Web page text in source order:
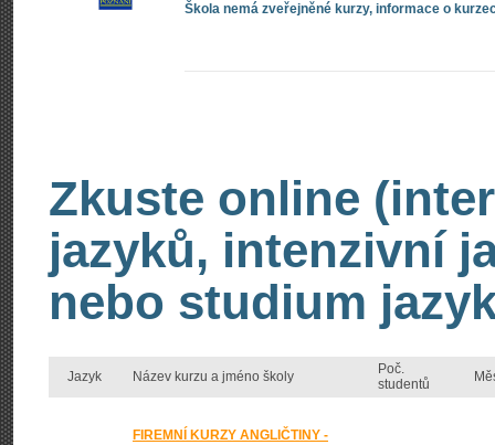
Škola nemá zveřejněné kurzy, informace o
Zkuste online
jazyků, intenzivní
nebo studium
Jazyk Název kurzu a jméno školy
Poč.
studentů
FIREMNÍ KURZY ANGLIČTINY -